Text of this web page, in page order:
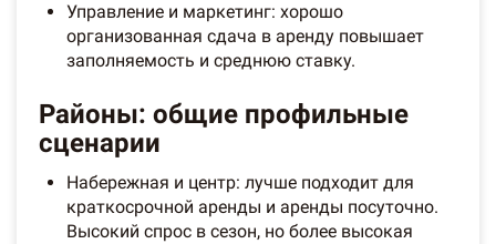
Управление и маркетинг: хорошо
организованная сдача в аренду повышает
заполняемость и среднюю ставку.
Районы: общие профильные
сценарии
Набережная и центр: лучше подходит для
краткосрочной аренды и аренды посуточно.
Высокий спрос в сезон, но более высокая